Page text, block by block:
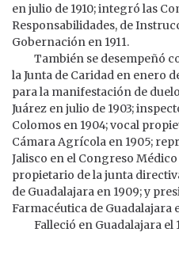
en julio de 1910; integró las
Responsabilidades, de
Gobernación en 1911.
También se desempeñó
la Junta de Caridad en enero
para la manifestación de
Juárez en julio de 1903;
Colomos en 1904; vocal
Cámara Agrícola en 1905;
Jalisco en el Congreso
propietario de la junta
de Guadalajara en 1909; y
Farmacéutica de Guadalajara
Falleció en Guadalajara el